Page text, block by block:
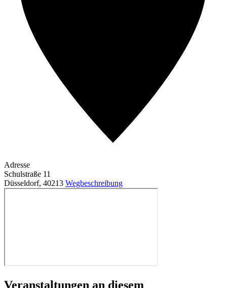
Adresse
Schulstraße 11
Düsseldorf, 40213 Wegbeschreibung
Veranstaltungen an diesem